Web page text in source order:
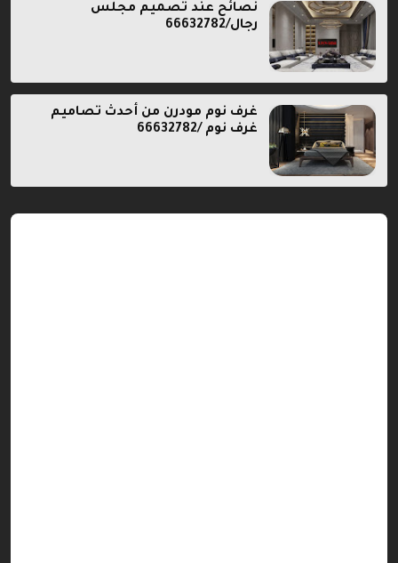
نصائح عند تصميم مجلس
رجال/66632782
غرف نوم مودرن من أحدث تصاميم
غرف نوم /66632782